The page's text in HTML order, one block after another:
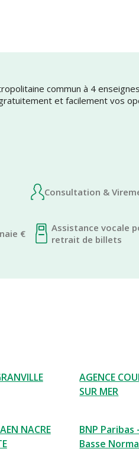
commun à 4 enseignes
et facilement vos
Consultation &
€
Assistance vocale
retrait de billets
AGENCE
SUR MER
NACRE
BNP Paribas
Basse